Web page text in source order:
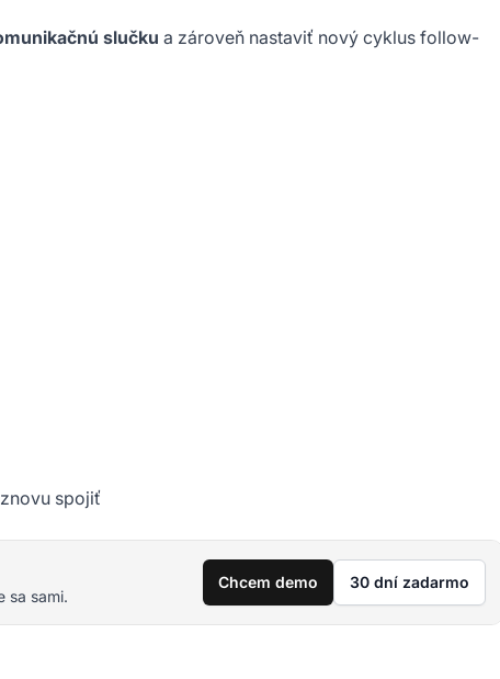
slučku a zároveň nastaviť nový cyklus follow-
spojiť
sa sami.
Chcem demo 30 dní zadarmo